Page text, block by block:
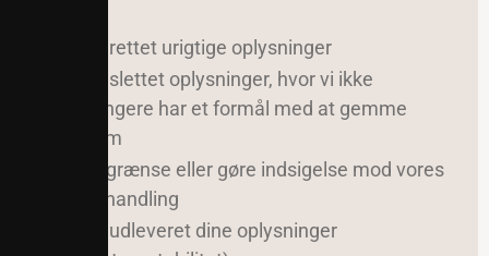
Få rettet urigtige oplysninger
Få slettet oplysninger, hvor vi ikke
længere har et formål med at gemme
dem
Begrænse eller gøre indsigelse mod vores
behandling
Få udleveret dine oplysninger